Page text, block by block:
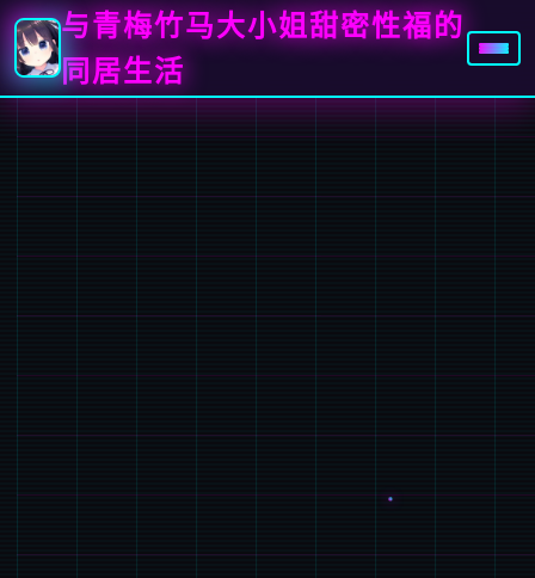
与青梅竹马大小姐甜密性福的
同居生活